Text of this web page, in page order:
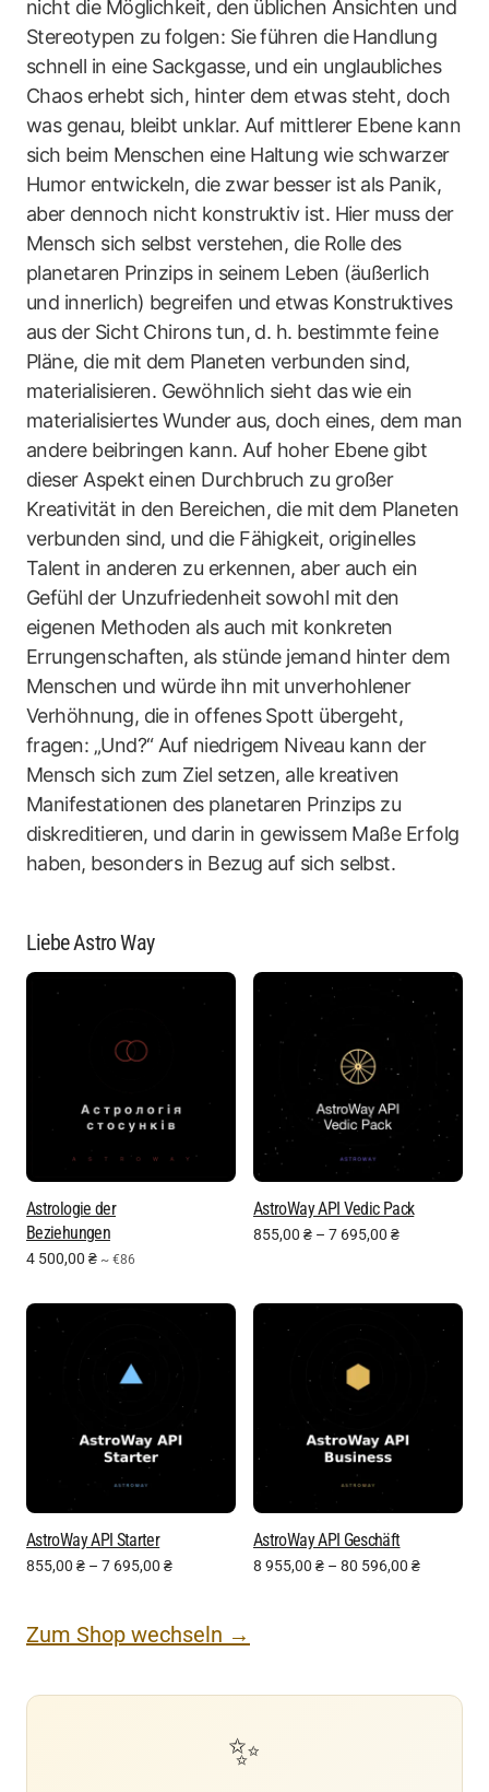
nicht die Möglichkeit, den üblichen Ansichten und
Stereotypen zu folgen: Sie führen die Handlung
schnell in eine Sackgasse, und ein unglaubliches
Chaos erhebt sich, hinter dem etwas steht, doch
was genau, bleibt unklar. Auf mittlerer Ebene kann
sich beim Menschen eine Haltung wie schwarzer
Humor entwickeln, die zwar besser ist als Panik,
aber dennoch nicht konstruktiv ist. Hier muss der
Mensch sich selbst verstehen, die Rolle des
planetaren Prinzips in seinem Leben (äußerlich
und innerlich) begreifen und etwas Konstruktives
aus der Sicht Chirons tun, d. h. bestimmte feine
Pläne, die mit dem Planeten verbunden sind,
materialisieren. Gewöhnlich sieht das wie ein
materialisiertes Wunder aus, doch eines, dem man
andere beibringen kann. Auf hoher Ebene gibt
dieser Aspekt einen Durchbruch zu großer
Kreativität in den Bereichen, die mit dem Planeten
verbunden sind, und die Fähigkeit, originelles
Talent in anderen zu erkennen, aber auch ein
Gefühl der Unzufriedenheit sowohl mit den
eigenen Methoden als auch mit konkreten
Errungenschaften, als stünde jemand hinter dem
Menschen und würde ihn mit unverhohlener
Verhöhnung, die in offenes Spott übergeht,
fragen: „Und?“ Auf niedrigem Niveau kann der
Mensch sich zum Ziel setzen, alle kreativen
Manifestationen des planetaren Prinzips zu
diskreditieren, und darin in gewissem Maße Erfolg
haben, besonders in Bezug auf sich selbst.
Liebe Astro Way
Astrologie der
Beziehungen
4 500,00 ₴ ~ €86
AstroWay API Vedic Pack
855,00 ₴ – 7 695,00 ₴
AstroWay API Starter
855,00 ₴ – 7 695,00 ₴
AstroWay API Geschäft
8 955,00 ₴ – 80 596,00 ₴
Zum Shop wechseln →
✨